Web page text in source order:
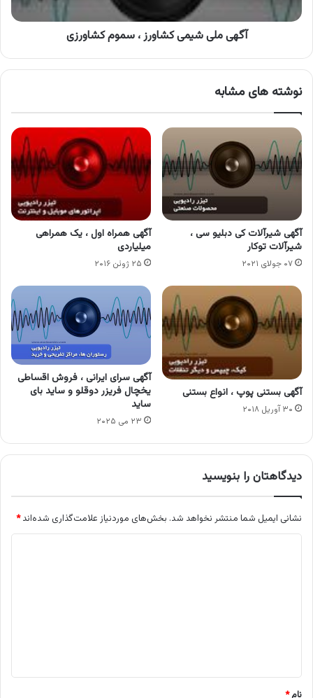
آگهی ملی شیمی کشاورز ، سموم کشاورزی
نوشته های مشابه
آگهی شیرآلات کی دبلیو سی ،
شیرآلات توکار
۰۷ جولای ۲۰۲۱
آگهی همراه اول ، یک همراهی
میلیاردی
۲۵ ژوئن ۲۰۱۶
آگهی بستنی پوپ ، انواع بستنی
۳۰ آوریل ۲۰۱۸
آگهی سرای ایرانی ، فروش اقساطی
یخچال فریزر دوقلو و ساید بای
ساید
۲۳ می ۲۰۲۵
دیدگاهتان را بنویسید
نشانی ایمیل شما منتشر نخواهد شد. بخش‌های موردنیاز علامت‌گذاری شده‌اند*